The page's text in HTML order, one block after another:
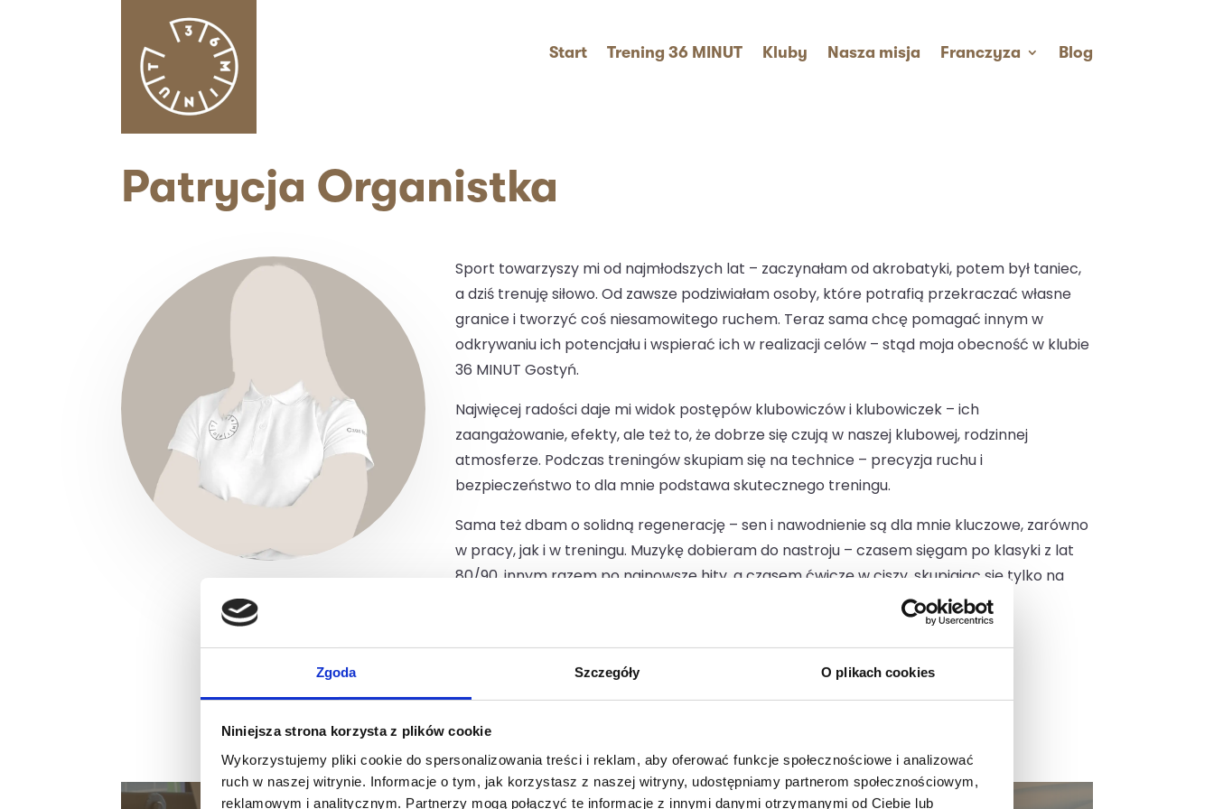
Zgoda Szczegóły O plikach cookies
Niniejsza strona korzysta z plików cookie
Wykorzystujemy pliki cookie do spersonalizowania treści i reklam, aby oferować funkcje społecznościowe i analizować
ruch w naszej witrynie. Informacje o tym, jak korzystasz z naszej witryny, udostępniamy partnerom społecznościowym,
reklamowym i analitycznym. Partnerzy mogą połączyć te informacje z innymi danymi otrzymanymi od Ciebie lub
Start Trening 36 MINUT Kluby Nasza misja Franczyza Blog
Patrycja Organistka
Sport towarzyszy mi od najmłodszych lat – zaczynałam od akrobatyki, potem był taniec,
a dziś trenuję siłowo. Od zawsze podziwiałam osoby, które potrafią przekraczać własne
granice i tworzyć coś niesamowitego ruchem. Teraz sama chcę pomagać innym w
odkrywaniu ich potencjału i wspierać ich w realizacji celów – stąd moja obecność w klubie
36 MINUT Gostyń.
Najwięcej radości daje mi widok postępów klubowiczów i klubowiczek – ich
zaangażowanie, efekty, ale też to, że dobrze się czują w naszej klubowej, rodzinnej
atmosferze. Podczas treningów skupiam się na technice – precyzja ruchu i
bezpieczeństwo to dla mnie podstawa skutecznego treningu.
Sama też dbam o solidną regenerację – sen i nawodnienie są dla mnie kluczowe, zarówno
w pracy, jak i w treningu. Muzykę dobieram do nastroju – czasem sięgam po klasyki z lat
80/90, innym razem po najnowsze hity, a czasem ćwiczę w ciszy, skupiając się tylko na